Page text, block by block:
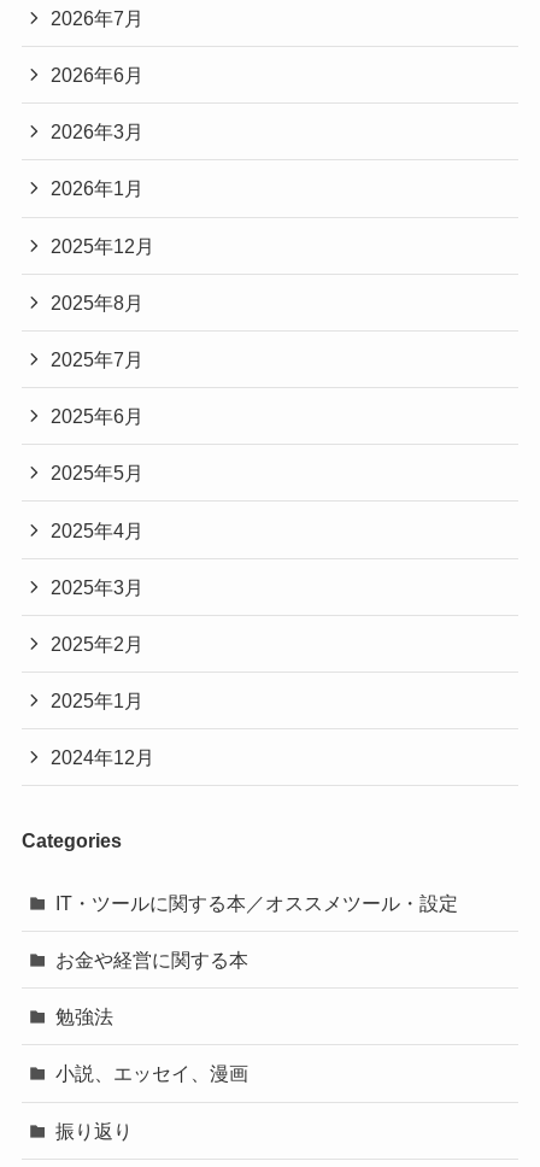
2026年7月
2026年6月
2026年3月
2026年1月
2025年12月
2025年8月
2025年7月
2025年6月
2025年5月
2025年4月
2025年3月
2025年2月
2025年1月
2024年12月
Categories
IT・ツールに関する本／オススメツール・設定
お金や経営に関する本
勉強法
小説、エッセイ、漫画
振り返り